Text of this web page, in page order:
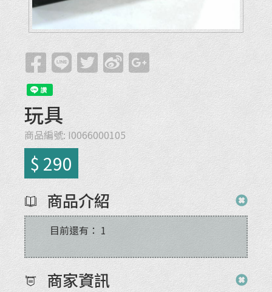
玩具
商品編號: I0066000105
$ 290
商品介紹
目前還有： 1
商家資訊